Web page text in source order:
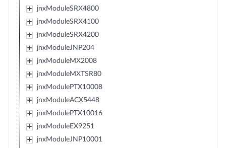
jnxModuleSRX4800
jnxModuleSRX4100
jnxModuleSRX4200
jnxModuleJNP204
jnxModuleMX2008
jnxModuleMXTSR80
jnxModulePTX10008
jnxModuleACX5448
jnxModulePTX10016
jnxModuleEX9251
jnxModuleJNP10001